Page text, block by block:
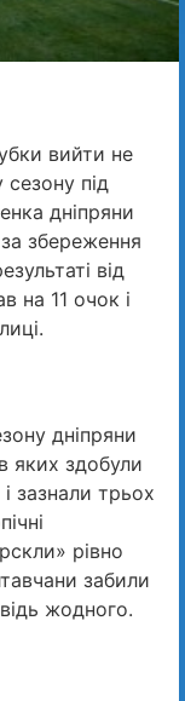
вийти не
під
дніпряни
збереження
від
на 11 очок і
дніпряни
яких здобули
і зазнали трьох
рівно
забили
жодного.